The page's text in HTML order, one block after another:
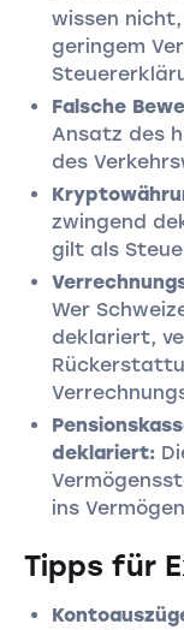
wissen
geringem
Falsche
Ansatz des
des
zwingend
gilt als
Wer
deklariert,
deklariert:
ins
Tipps für